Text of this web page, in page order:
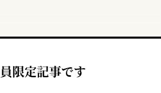
限定記事です